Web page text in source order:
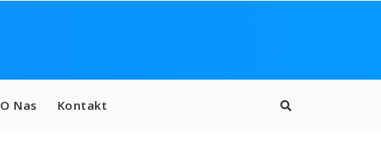
O Nas Kontakt